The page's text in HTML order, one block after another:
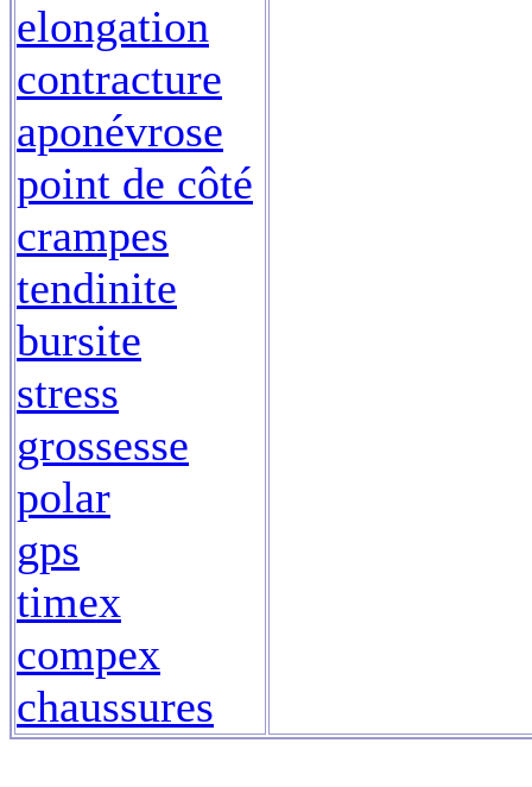
elongation
contracture
aponévrose
point de côté
crampes
tendinite
bursite
stress
grossesse
polar
gps
timex
compex
chaussures